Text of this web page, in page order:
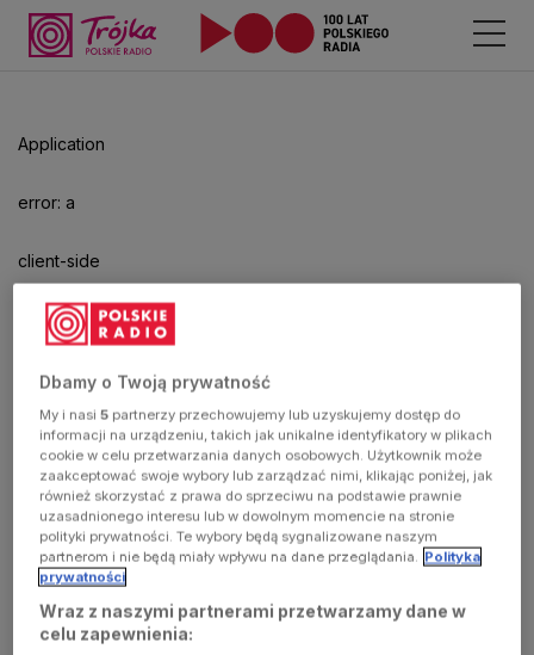
Application
error: a
client-side
exception
has
occurred
(see the
browser
console for
aby
odtwarzać.
Dbamy o Twoją prywatność
My i nasi5 partnerzy przechowujemy lub uzyskujemy dostęp do
informacji na urządzeniu, takich jak unikalne identyfikatory w plikach
cookie w celu przetwarzania danych osobowych. Użytkownik może
zaakceptować swoje wybory lub zarządzać nimi, klikając poniżej, jak
również skorzystać z prawa do sprzeciwu na podstawie prawnie
uzasadnionego interesu lub w dowolnym momencie na stronie
polityki prywatności. Te wybory będą sygnalizowane naszym
partnerom i nie będą miały wpływu na dane przeglądania. Polityka
prywatności
Wraz z naszymi partnerami przetwarzamy dane w
celu zapewnienia: